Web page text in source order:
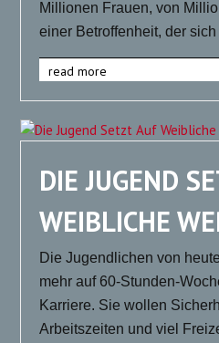
Millionen Frauen, von
einer Betroffenheit, der
read more
DIE JUGEND
WEIBLICHE
Die Jugendlichen von
mehr auf 60-Stunden-
Karriere. Sie wollen
Arbeitszeiten und viel